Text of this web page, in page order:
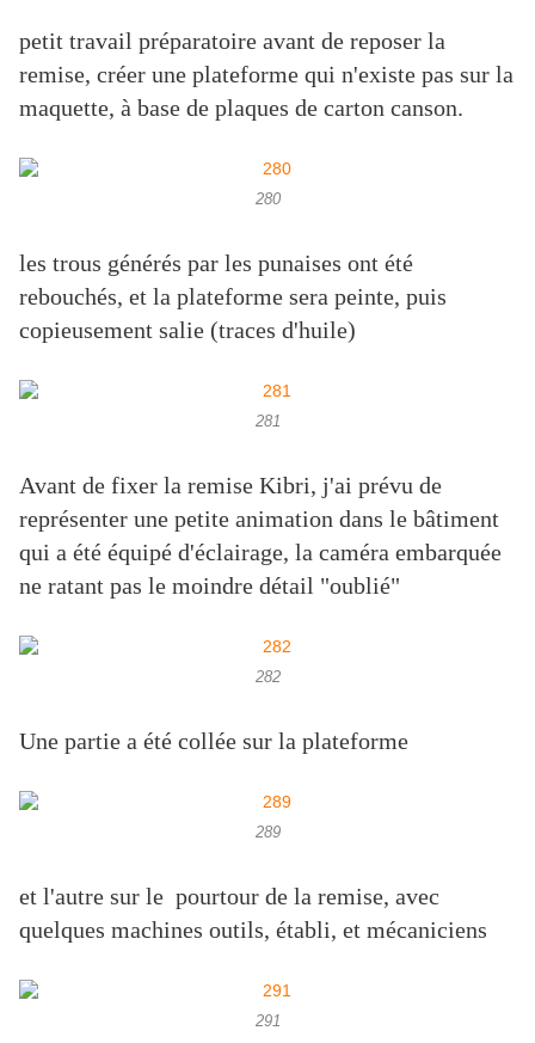
petit travail préparatoire avant de reposer la
remise, créer une plateforme qui n'existe pas sur la
maquette, à base de plaques de carton canson.
280
les trous générés par les punaises ont été
rebouchés, et la plateforme sera peinte, puis
copieusement salie (traces d'huile)
281
Avant de fixer la remise Kibri, j'ai prévu de
représenter une petite animation dans le bâtiment
qui a été équipé d'éclairage, la caméra embarquée
ne ratant pas le moindre détail "oublié"
282
Une partie a été collée sur la plateforme
289
et l'autre sur le pourtour de la remise, avec
quelques machines outils, établi, et mécaniciens
291